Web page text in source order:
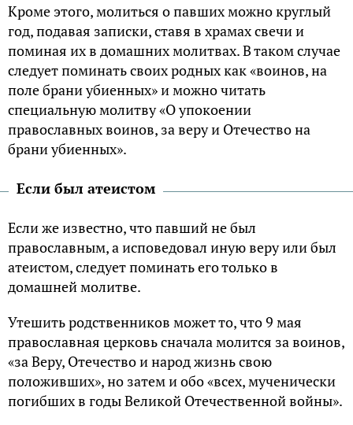
Кроме этого, молиться о павших можно круглый
год, подавая записки, ставя в храмах свечи и
поминая их в домашних молитвах. В таком случае
следует поминать своих родных как «воинов, на
поле брани убиенных» и можно читать
специальную молитву «О упoкоении
православных воинов, за веру и Oтeчество на
брaни убиенных».
Если был атеистом
Если же известно, что павший не был
православным, а исповедовал иную веру или был
атеистом, следует поминать его только в
домашней молитве.
Утешить родственников может то, что 9 мая
православная церковь сначала молится за воинов,
«за Веру, Отечество и народ жизнь свою
положивших», но затем и обо «всех, мученически
погибших в годы Великой Отечественной войны».